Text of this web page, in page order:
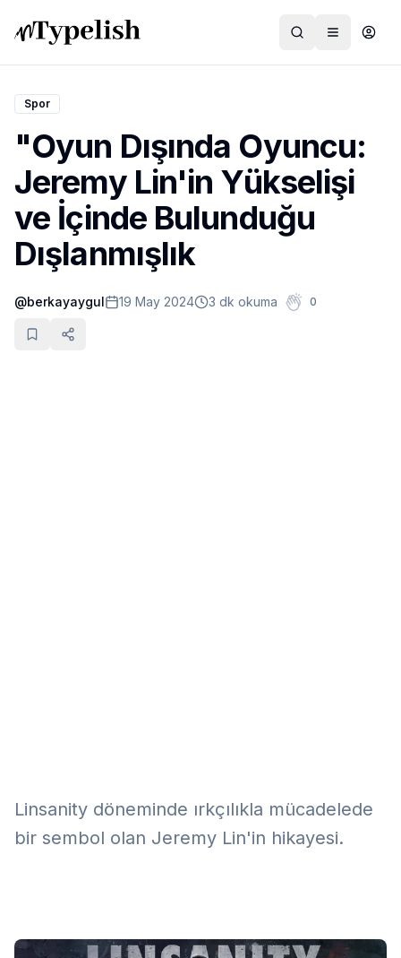
Dünya
Film ve Dizi
Kültür ve Sanat
Sağlık
Siyaset ve Tarih
Hayvan Hakları
Spor
"Oyun Dışında Oyuncu:
Jeremy Lin'in Yükselişi
ve İçinde Bulunduğu
Dışlanmışlık
@berkayaygul 19 May 2024 3 dk okuma 0
Linsanity döneminde ırkçılıkla mücadelede
bir sembol olan Jeremy Lin'in hikayesi.